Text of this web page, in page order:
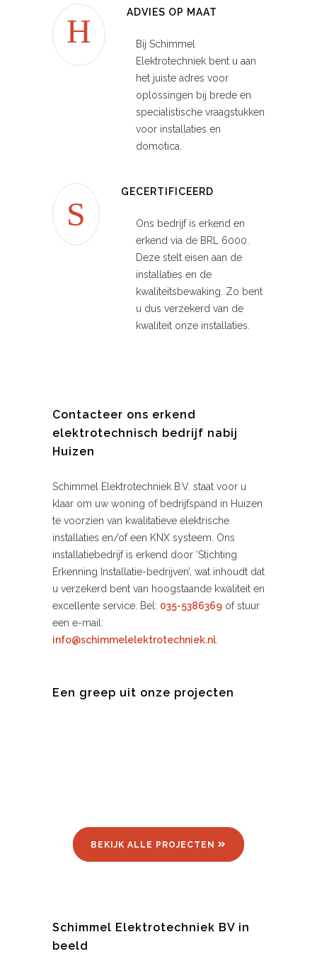
ADVIES OP MAAT
Bij Schimmel
Elektrotechniek bent u aan
het juiste adres voor
oplossingen bij brede en
specialistische vraagstukken
voor installaties en
domotica.
GECERTIFICEERD
Ons bedrijf is erkend en
erkend via de BRL 6000.
Deze stelt eisen aan de
installaties en de
kwaliteitsbewaking. Zo bent
u dus verzekerd van de
kwaliteit onze installaties.
Contacteer ons erkend
elektrotechnisch bedrijf nabij
Huizen
Schimmel Elektrotechniek B.V. staat voor u
klaar om uw woning of bedrijfspand in Huizen
te voorzien van kwalitatieve elektrische
installaties en/of een KNX systeem. Ons
installatiebedrijf is erkend door ‘Stichting
Erkenning Installatie-bedrijven’, wat inhoudt dat
u verzekerd bent van hoogstaande kwaliteit en
excellente service. Bel: 035-5386369 of stuur
een e-mail:
info@schimmelelektrotechniek.nl.
Een greep uit onze projecten
BEKIJK ALLE PROJECTEN
Schimmel Elektrotechniek BV in
beeld